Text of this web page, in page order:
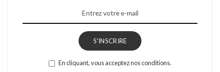
S'INSCRIRE
En cliquant, vous acceptez nos conditions.